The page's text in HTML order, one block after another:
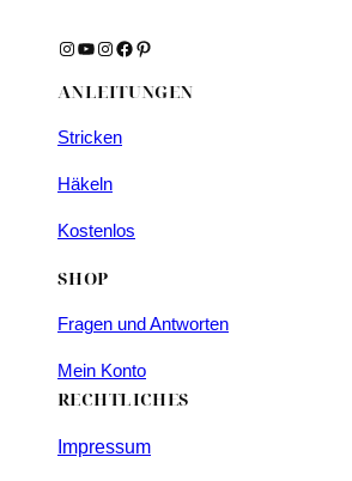
Instagram YouTube Instagram Facebook Pinterest
ANLEITUNGEN
Stricken
Häkeln
Kostenlos
SHOP
Fragen und Antworten
Mein Konto
RECHTLICHES
Impressum